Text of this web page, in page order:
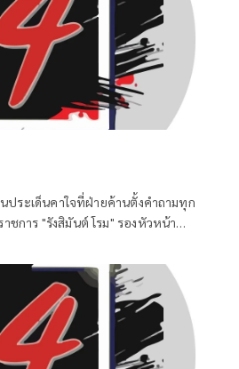
นประเด็นคาใจที่ฝ่ายค้านตั้งคำถามทุก
การ "รังสิมันต์ โรม" รองหัวหน้า
ละสิทธิมนุษยชน